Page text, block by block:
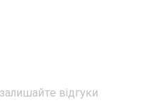
відгуки